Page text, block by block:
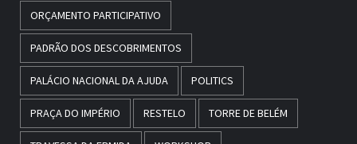
ORÇAMENTO PARTICIPATIVO
PADRÃO DOS DESCOBRIMENTOS
PALÁCIO NACIONAL DA AJUDA POLITICS
PRAÇA DO IMPÉRIO RESTELO TORRE DE BELÉM